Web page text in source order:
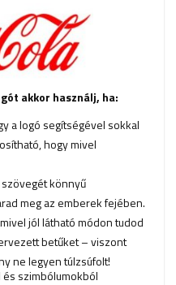
akkor használj, ha:
a logó segítségével sokkal
hogy mivel
könnyű
meg az emberek fejében.
jól látható módon tudod
betűket – viszont
ne legyen túlzsúfolt!
szimbólumokból